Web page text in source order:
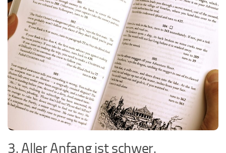
3. Aller Anfang ist schwer.